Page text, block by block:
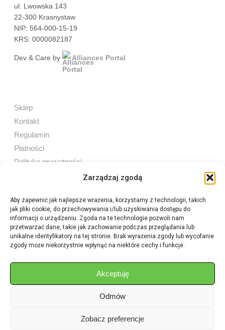
Zarządzaj zgodą
Aby zapewnić jak najlepsze wrażenia, korzystamy z technologii, takich
jak pliki cookie, do przechowywania i/lub uzyskiwania dostępu do
informacji o urządzeniu. Zgoda na te technologie pozwoli nam
przetwarzać dane, takie jak zachowanie podczas przeglądania lub
unikalne identyfikatory na tej stronie. Brak wyrażenia zgody lub wycofanie
zgody może niekorzystnie wpłynąć na niektóre cechy i funkcje.
Akceptuję
Odmów
Zobacz preferencje
ul. Lwowska 143
22-300 Krasnystaw
NIP: 564-000-15-19
KRS: 0000082187
Dev & Care by Alliances Portal
Sklep
Kontakt
Regulamin
Płatności
Polityka prywatności
Sprzedaż internetowa
Tel:605 603 753
Sprzedaż detaliczna
aukcje.agrohurt@gmail.com